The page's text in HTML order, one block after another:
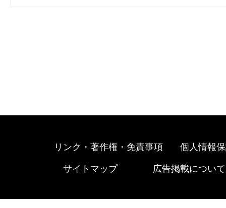
リンク・著作権・免責事項 個人情報
サイトマップ 広告掲載について